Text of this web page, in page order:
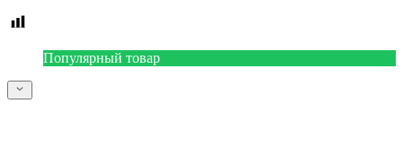
Популярный товар